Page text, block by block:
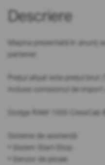
Descriere
Mașina prezentată în anunț
partener.
Prețul afișat este prețul brut
incluse comisionul de import
Dodge RAM 1500 CrewCab
Sisteme de asistență
• Sistem Start-Stop
• Senzor de ploaie